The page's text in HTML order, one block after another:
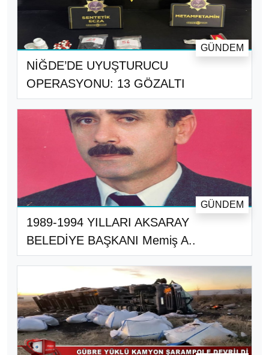
NİĞDE’DE UYUŞTURUCU
OPERASYONU: 13 GÖZALTI
GÜNDEM
1989-1994 YILLARI AKSARAY
BELEDİYE BAŞKANI Memiş A..
GÜNDEM